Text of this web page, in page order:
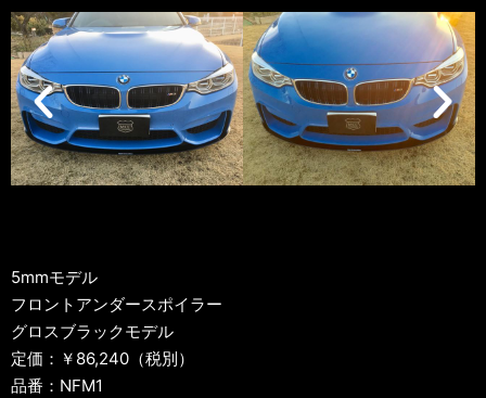
5mmモデル
フロントアンダースポイラー
グロスブラックモデル
定価：￥86,240（税別）
品番：NFM1